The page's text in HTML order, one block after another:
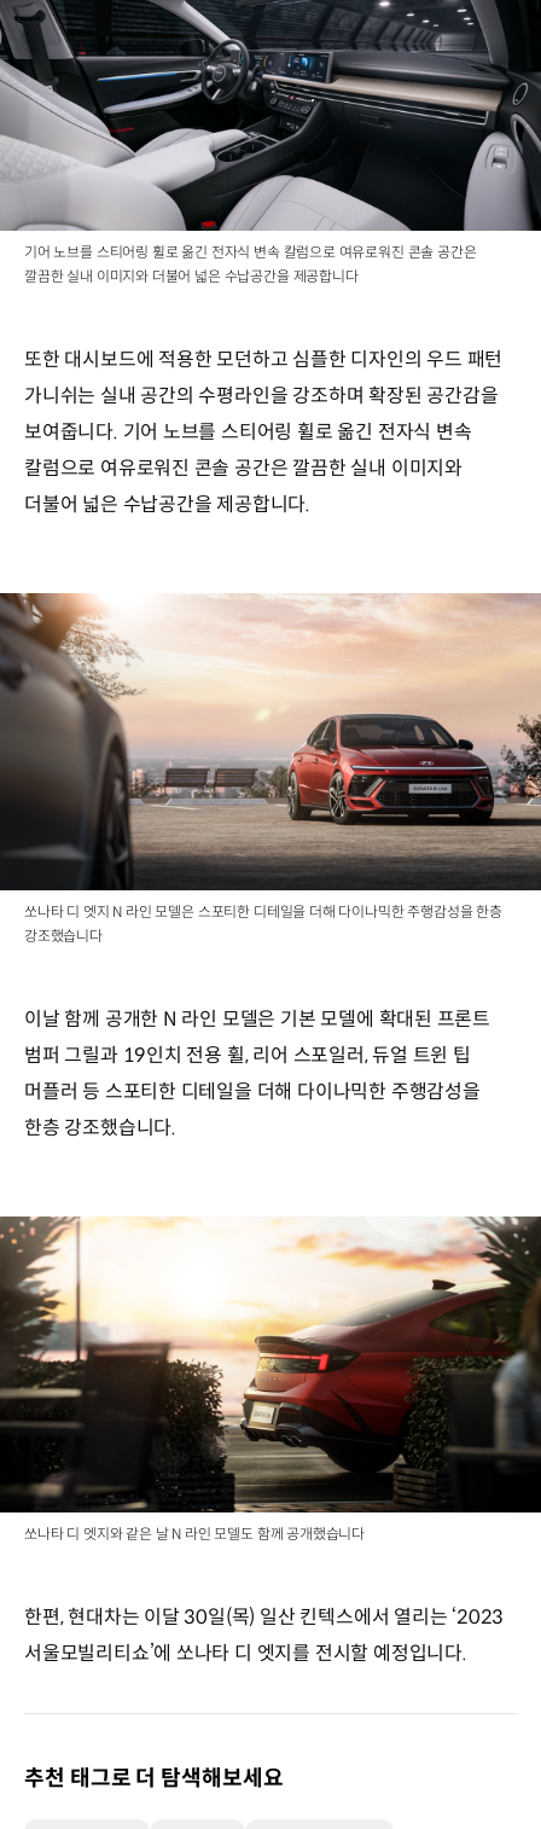
기어 노브를 스티어링 휠로 옮긴 전자식 변속 칼럼으로 여유로워진 콘솔 공간은
깔끔한 실내 이미지와 더불어 넓은 수납공간을 제공합니다
또한 대시보드에 적용한 모던하고 심플한 디자인의 우드 패턴
가니쉬는 실내 공간의 수평라인을 강조하며 확장된 공간감을
보여줍니다. 기어 노브를 스티어링 휠로 옮긴 전자식 변속
칼럼으로 여유로워진 콘솔 공간은 깔끔한 실내 이미지와
더불어 넓은 수납공간을 제공합니다.
쏘나타 디 엣지 N 라인 모델은 스포티한 디테일을 더해 다이나믹한 주행감성을 한층
강조했습니다
이날 함께 공개한 N 라인 모델은 기본 모델에 확대된 프론트
범퍼 그릴과 19인치 전용 휠, 리어 스포일러, 듀얼 트윈 팁
머플러 등 스포티한 디테일을 더해 다이나믹한 주행감성을
한층 강조했습니다.
쏘나타 디 엣지와 같은 날 N 라인 모델도 함께 공개했습니다
한편, 현대차는 이달 30일(목) 일산 킨텍스에서 열리는 ‘2023
서울모빌리티쇼’에 쏘나타 디 엣지를 전시할 예정입니다.
추천 태그로 더 탐색해보세요